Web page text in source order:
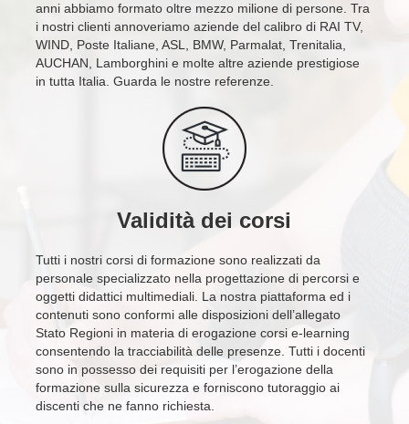
anni abbiamo formato oltre mezzo milione di persone. Tra
i nostri clienti annoveriamo aziende del calibro di RAI TV,
WIND, Poste Italiane, ASL, BMW, Parmalat, Trenitalia,
AUCHAN, Lamborghini e molte altre aziende prestigiose
in tutta Italia. Guarda le nostre referenze.
Validità dei corsi
Tutti i nostri corsi di formazione sono realizzati da
personale specializzato nella progettazione di percorsi e
oggetti didattici multimediali. La nostra piattaforma ed i
contenuti sono conformi alle disposizioni dell’allegato
Stato Regioni in materia di erogazione corsi e-learning
consentendo la tracciabilità delle presenze. Tutti i docenti
sono in possesso dei requisiti per l’erogazione della
formazione sulla sicurezza e forniscono tutoraggio ai
discenti che ne fanno richiesta.